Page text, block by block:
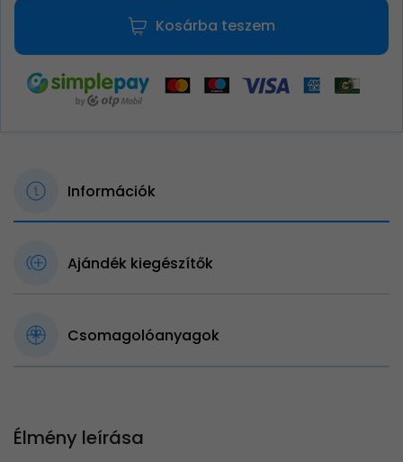
Kosárba teszem
Információk
Ajándék kiegészítők
Csomagolóanyagok
Élmény leírása